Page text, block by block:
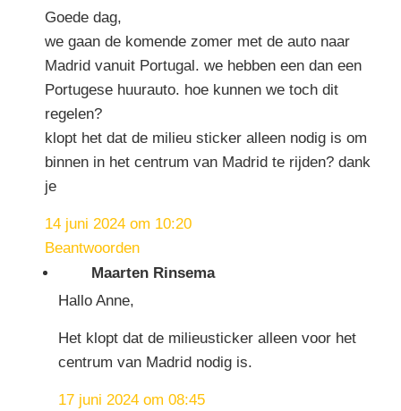
Goede dag,
we gaan de komende zomer met de auto naar
Madrid vanuit Portugal. we hebben een dan een
Portugese huurauto. hoe kunnen we toch dit
regelen?
klopt het dat de milieu sticker alleen nodig is om
binnen in het centrum van Madrid te rijden? dank
je
14 juni 2024 om 10:20
Beantwoorden
Maarten Rinsema
Hallo Anne,
Het klopt dat de milieusticker alleen voor het
centrum van Madrid nodig is.
17 juni 2024 om 08:45